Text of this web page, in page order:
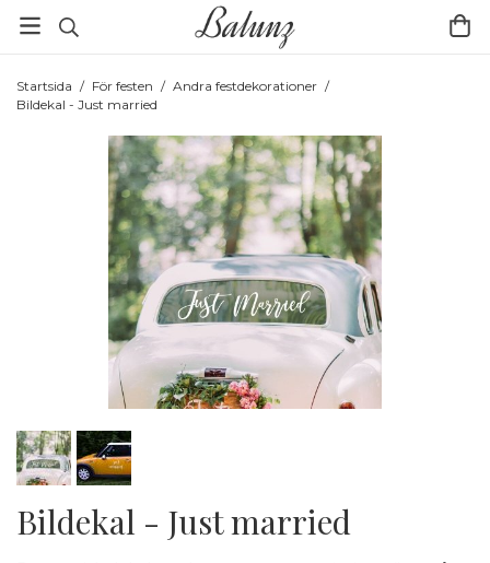
Startsida / För festen / Andra festdekorationer /
Bildekal - Just married
Bildekal - Just married